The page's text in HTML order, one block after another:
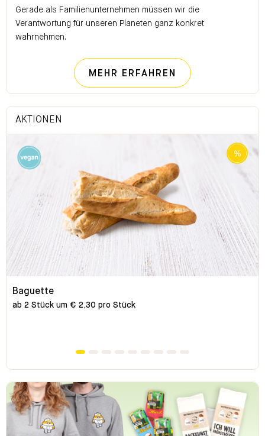
Gerade als Familienunternehmen müssen wir die
Verantwortung für unseren Planeten ganz konkret
wahrnehmen.
MEHR ERFAHREN NACHHALTIG
AKTIONEN
Baguette
ab 2 Stück um € 2,30 pro Stück